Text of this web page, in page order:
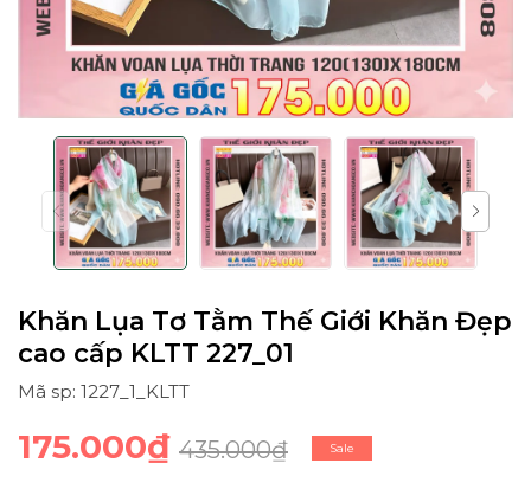
Khăn Lụa Tơ Tằm Thế Giới Khăn Đẹp
cao cấp KLTT 227_01
Mã sp: 1227_1_KLTT
175.000₫ 435.000₫ Sale